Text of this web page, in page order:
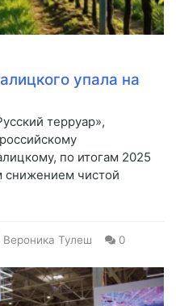
упала на
терруар»,
по итогам 2025
снижением чистой
Вероника Тулеш 0